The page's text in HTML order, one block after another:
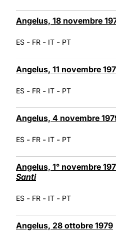
Angelus, 18 novembre
ES - FR - IT - PT
Angelus, 11 novembre
ES - FR - IT - PT
Angelus, 4 novembre
ES - FR - IT - PT
Angelus, 1° novembre
Santi
ES - FR - IT - PT
Angelus, 28 ottobre 1979